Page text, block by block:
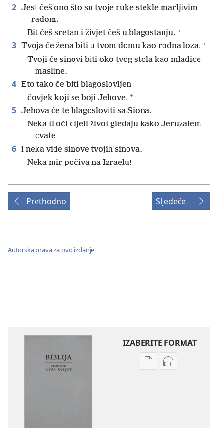
2 Jest ćeš ono što su tvoje ruke stekle marljivim
radom.
Bit ćeš sretan i živjet ćeš u blagostanju. +
3 Tvoja će žena biti u tvom domu kao rodna loza. +
Tvoji će sinovi biti oko tvog stola kao mladice
masline.
4 Eto tako će biti blagoslovljen
čovjek koji se boji Jehove. +
5 Jehova će te blagosloviti sa Siona.
Neka ti oči cijeli život gledaju kako Jeruzalem
cvate +
6 i neka vide sinove tvojih sinova.
Neka mir počiva na Izraelu!
Prethodno Sljedeće
Autorska prava za ovo izdanje
IZABERITE FORMAT
PostavkePostavke